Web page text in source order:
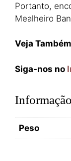
Portanto,
Mealheiro
Veja
Siga-nos no
Peso